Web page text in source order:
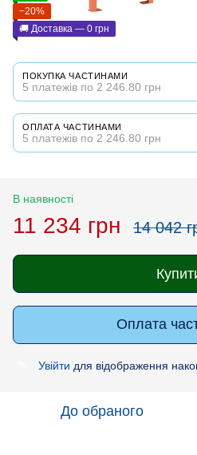
−20%
🚚 Доставка — 0 грн
ПОКУПКА ЧАСТИНАМИ
5 платежів по 2 246.80 грн
ОПЛАТА ЧАСТИНАМИ
5 платежів по 2 246.80 грн
В наявності
11 234 грн 14 042
Оплата
Увійти для відображення
До обраного